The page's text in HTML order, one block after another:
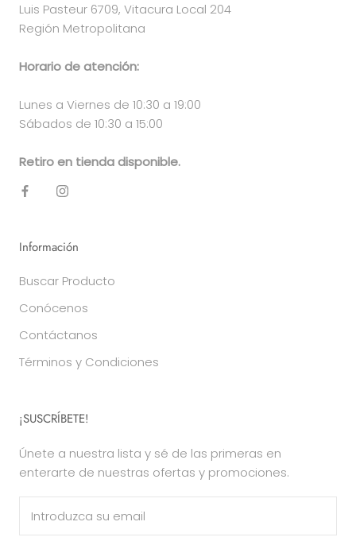
Luis Pasteur 6709, Vitacura Local 204
Región Metropolitana
Horario de atención:
Lunes a Viernes de 10:30 a 19:00
Sábados de 10:30 a 15:00
Retiro en tienda disponible.
Información
Buscar Producto
Conócenos
Contáctanos
Términos y Condiciones
¡SUSCRÍBETE!
Únete a nuestra lista y sé de las primeras en
enterarte de nuestras ofertas y promociones.